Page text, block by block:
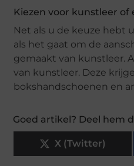
Kiezen voor kunstleer of
Net als u de keuze hebt
als het gaat om de
gemaakt van kunstleer.
van kunstleer. Deze
bokshandschoenen en
Goed artikel? Deel hem
X (Twitter)